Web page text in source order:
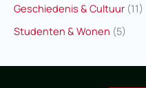
Geschiedenis & Cultuur (11)
Studenten & Wonen (5)